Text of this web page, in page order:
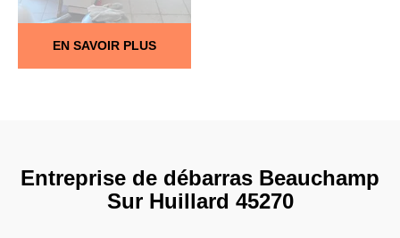
EN SAVOIR PLUS
Entreprise de débarras Beauchamp
Sur Huillard 45270